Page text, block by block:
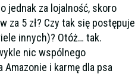
jednak za lojalność, skoro
5 zł? Czy tak się postępuje
innych)? Otóż… tak.
nic wspólnego
i karmę dla psa